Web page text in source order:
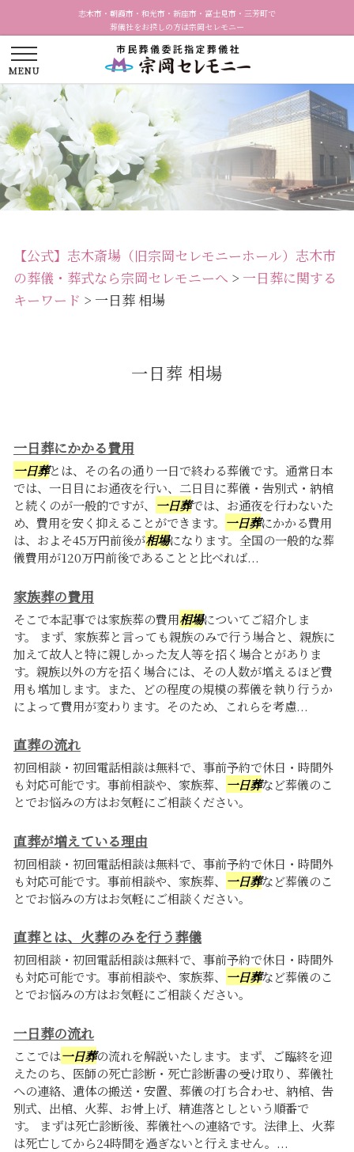
志木市・朝霞市・和光市・新座市・富士見市・三芳町で
葬儀社をお探しの方は宗岡セレモニー
【公式】志木斎場（旧宗岡セレモニーホール）志木市
の葬儀・葬式なら宗岡セレモニーへ > 一日葬に関する
キーワード > 一日葬 相場
一日葬 相場
一日葬にかかる費用
一日葬とは、その名の通り一日で終わる葬儀です。通常日本
では、一日目にお通夜を行い、二日目に葬儀・告別式・納棺
と続くのが一般的ですが、 一日葬では、お通夜を行わないた
め、費用を安く抑えることができます。 一日葬にかかる費用
は、およそ45万円前後が相場になります。全国の一般的な葬
儀費用が120万円前後であることと比べれば...
家族葬の費用
そこで本記事では家族葬の費用相場についてご紹介しま
す。 まず、家族葬と言っても親族のみで行う場合と、親族に
加えて故人と特に親しかった友人等を招く場合とがありま
す。親族以外の方を招く場合には、その人数が増えるほど費
用も増加します。また、どの程度の規模の葬儀を執り行うか
によって費用が変わります。そのため、これらを考慮...
直葬の流れ
初回相談・初回電話相談は無料で、事前予約で休日・時間外
も対応可能です。事前相談や、家族葬、 一日葬など葬儀のこ
とでお悩みの方はお気軽にご相談ください。
直葬が増えている理由
初回相談・初回電話相談は無料で、事前予約で休日・時間外
も対応可能です。事前相談や、家族葬、 一日葬など葬儀のこ
とでお悩みの方はお気軽にご相談ください。
直葬とは、火葬のみを行う葬儀
初回相談・初回電話相談は無料で、事前予約で休日・時間外
も対応可能です。事前相談や、家族葬、 一日葬など葬儀のこ
とでお悩みの方はお気軽にご相談ください。
一日葬の流れ
ここでは一日葬の流れを解説いたします。まず、ご臨終を迎
えたのち、医師の死亡診断・死亡診断書の受け取り、葬儀社
への連絡、遺体の搬送・安置、葬儀の打ち合わせ、納棺、告
別式、出棺、火葬、お骨上げ、精進落としという順番で
す。 まずは死亡診断後、葬儀社への連絡です。法律上、火葬
は死亡してから24時間を過ぎないと行えません。...